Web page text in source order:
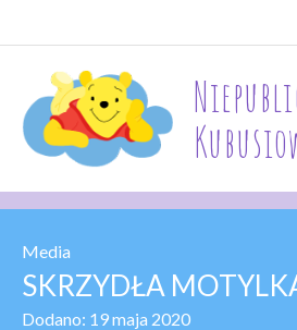
Media
SKRZYDŁA
Dodano: 19 maja 2020